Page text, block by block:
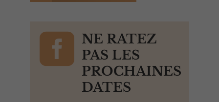

NE RATEZ
PAS LES
PROCHAINES
DATES